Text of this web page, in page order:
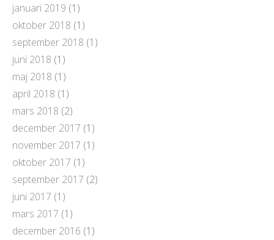
januari 2019 (1)
oktober 2018 (1)
september 2018 (1)
juni 2018 (1)
maj 2018 (1)
april 2018 (1)
mars 2018 (2)
december 2017 (1)
november 2017 (1)
oktober 2017 (1)
september 2017 (2)
juni 2017 (1)
mars 2017 (1)
december 2016 (1)